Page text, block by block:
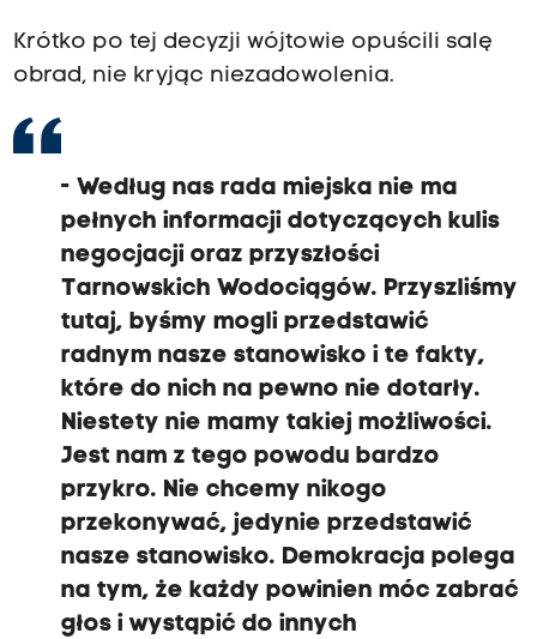
Krótko po tej decyzji wójtowie opuścili salę
obrad, nie kryjąc niezadowolenia.
- Według nas rada miejska nie ma
pełnych informacji dotyczących kulis
negocjacji oraz przyszłości
Tarnowskich Wodociągów. Przyszliśmy
tutaj, byśmy mogli przedstawić
radnym nasze stanowisko i te fakty,
które do nich na pewno nie dotarły.
Niestety nie mamy takiej możliwości.
Jest nam z tego powodu bardzo
przykro. Nie chcemy nikogo
przekonywać, jedynie przedstawić
nasze stanowisko. Demokracja polega
na tym, że każdy powinien móc zabrać
głos i wystąpić do innych